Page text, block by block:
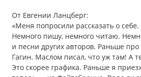
От Евгении Ланцберг:
«Меня попросили рассказать о себе.
Немного пишу, немного читаю.
и песни других авторов. Раньше
Гагин. Маслом писал, что уж там! А
Это скорее графика. Раньше я